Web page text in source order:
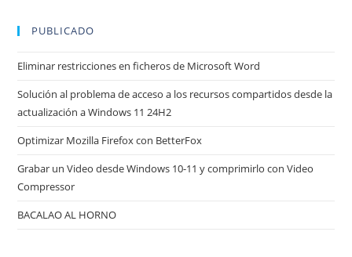
PUBLICADO
Eliminar restricciones en ficheros de Microsoft Word
Solución al problema de acceso a los recursos compartidos desde la
actualización a Windows 11 24H2
Optimizar Mozilla Firefox con BetterFox
Grabar un Video desde Windows 10-11 y comprimirlo con Video
Compressor
BACALAO AL HORNO